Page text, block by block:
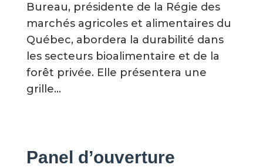
Bureau, présidente de la Régie des
marchés agricoles et alimentaires du
Québec, abordera la durabilité dans
les secteurs bioalimentaire et de la
forêt privée. Elle présentera une
grille...
Panel d’ouverture